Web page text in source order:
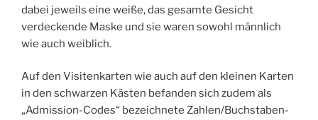
dabei jeweils eine weiße, das gesamte Gesicht
verdeckende Maske und sie waren sowohl männlich
wie auch weiblich.
Auf den Visitenkarten wie auch auf den kleinen Karten
in den schwarzen Kästen befanden sich zudem als
„Admission-Codes“ bezeichnete Zahlen/Buchstaben-